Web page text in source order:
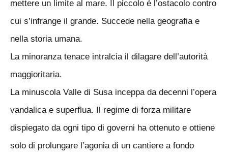
mettere un limite al mare. Il piccolo è l’ostacolo contro
cui s’infrange il grande. Succede nella geografia e
nella storia umana.
La minoranza tenace intralcia il dilagare dell’autorità
maggioritaria.
La minuscola Valle di Susa inceppa da decenni l’opera
vandalica e superflua. Il regime di forza militare
dispiegato da ogni tipo di governi ha ottenuto e ottiene
solo di prolungare l’agonia di un cantiere a fondo